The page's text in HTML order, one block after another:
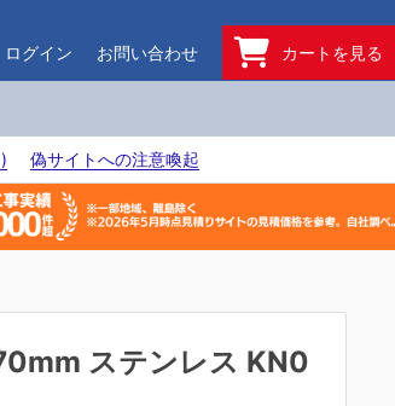
ログイン お問い合わせ カートを見る
偽サイトへの注意喚起
ステンレス KN0